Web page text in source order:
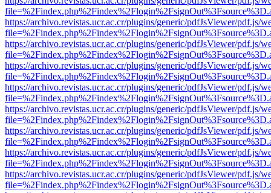
https://archivo.revistas.ucr.ac.cr/plugins/generic/pdfJsViewer/pdf.js/
https://archivo.revistas.ucr.ac.cr/plugins/generic/pdfJsViewer/pdf.js/
https://archivo.revistas.ucr.ac.cr/plugins/generic/pdfJsViewer/pdf.js/
https://archivo.revistas.ucr.ac.cr/plugins/generic/pdfJsViewer/pdf.js/
https://archivo.revistas.ucr.ac.cr/plugins/generic/pdfJsViewer/pdf.js/
https://archivo.revistas.ucr.ac.cr/plugins/generic/pdfJsViewer/pdf.js/
https://archivo.revistas.ucr.ac.cr/plugins/generic/pdfJsViewer/pdf.js/
https://archivo.revistas.ucr.ac.cr/plugins/generic/pdfJsViewer/pdf.js/